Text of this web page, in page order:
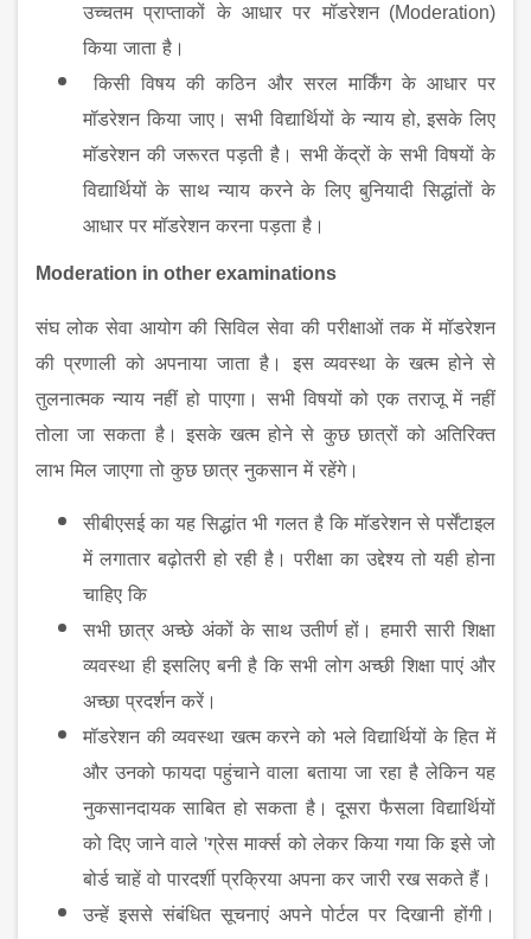
उच्चतम प्राप्ताकों के आधार पर मॉडरेशन(Moderation)
किया जाता है।
किसी विषय की कठिन और सरल मार्किंग के आधार पर
मॉडरेशन किया जाए। सभी विद्यार्थियों के न्याय हो, इसके लिए
मॉडरेशन की जरूरत पड़ती है। सभी केंद्रों के सभी विषयों के
विद्यार्थियों के साथ न्याय करने के लिए बुनियादी सिद्धांतों के
आधार पर मॉडरेशन करना पड़ता है।
Moderation in other examinations
संघ लोक सेवा आयोग की सिविल सेवा की परीक्षाओं तक में मॉडरेशन
की प्रणाली को अपनाया जाता है। इस व्यवस्था के खत्म होने से
तुलनात्मक न्याय नहीं हो पाएगा। सभी विषयों को एक तराजू में नहीं
तोला जा सकता है। इसके खत्म होने से कुछ छात्रों को अतिरिक्त
लाभ मिल जाएगा तो कुछ छात्र नुकसान में रहेंगे।
सीबीएसई का यह सिद्धांत भी गलत है कि मॉडरेशन से पर्सेंटाइल
में लगातार बढ़ोतरी हो रही है। परीक्षा का उद्देश्य तो यही होना
चाहिए कि
सभी छात्र अच्छे अंकों के साथ उतीर्ण हों। हमारी सारी शिक्षा
व्यवस्था ही इसलिए बनी है कि सभी लोग अच्छी शिक्षा पाएं और
अच्छा प्रदर्शन करें।
मॉडरेशन की व्यवस्था खत्म करने को भले विद्यार्थियों के हित में
और उनको फायदा पहुंचाने वाला बताया जा रहा है लेकिन यह
नुकसानदायक साबित हो सकता है। दूसरा फैसला विद्यार्थियों
को दिए जाने वाले 'ग्रेस मार्क्स को लेकर किया गया कि इसे जो
बोर्ड चाहें वो पारदर्शी प्रक्रिया अपना कर जारी रख सकते हैं।
उन्हें इससे संबंधित सूचनाएं अपने पोर्टल पर दिखानी होंगी।